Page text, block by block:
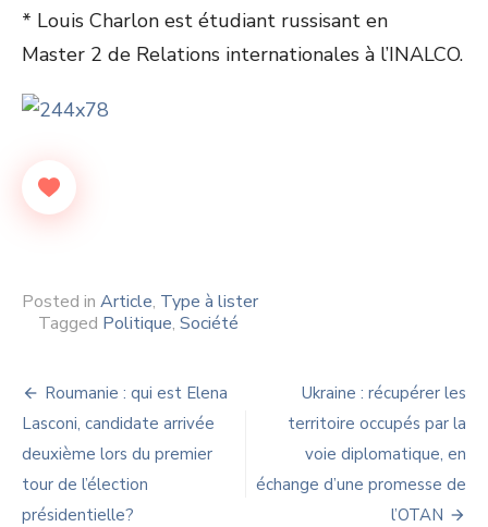
* Louis Charlon est étudiant russisant en
Master 2 de Relations internationales à l’INALCO.
Posted in Article, Type à lister
Tagged Politique, Société
Navigation
de
l’article
Roumanie : qui est Elena
Lasconi, candidate arrivée
deuxième lors du premier
tour de l’élection
présidentielle?
Ukraine : récupérer les
territoire occupés par la
voie diplomatique, en
échange d’une promesse de
l’OTAN